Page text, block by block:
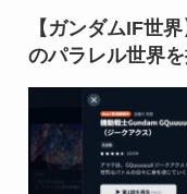
【ガンダムIF世
のパラレル世界